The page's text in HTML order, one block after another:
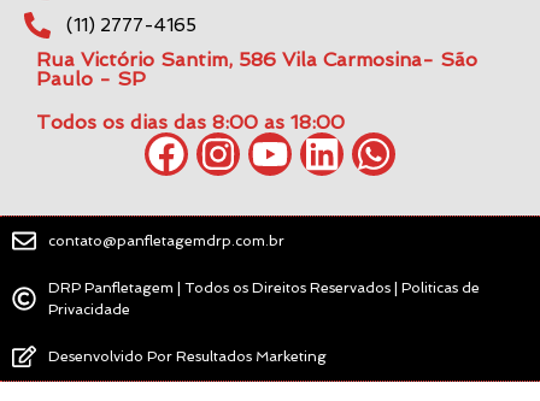
(11) 2777-4165
Rua Victório Santim, 586 Vila Carmosina- São
Paulo - SP
Todos os dias das 8:00 as 18:00
contato@panfletagemdrp.com.br
DRP Panfletagem | Todos os Direitos Reservados | Politicas de
Privacidade
Desenvolvido Por Resultados Marketing